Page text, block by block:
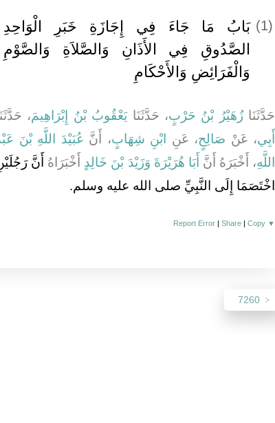
(1) بَابُ مَا جَاءَ فِي إِجَازَةِ خَبَرِ الْوَاحِدِ
الصَّدُوقِ فِي الأَذَانِ وَالصَّلاَةِ وَالصَّوْمِ
وَالْفَرَائِضِ وَالأَحْكَامِ
حَدَّثَنَازُهَيْرُ بْنُ حَرْبٍ، حَدَّثَنَايَعْقُوبُ بْنُ إِبْرَاهِيمَ،
أَبِي، عَنْ صَالِحٍ، عَنِ ابْنِ شِهَابٍ، أَنَّ عُبَيْدَ اللَّهِ بْنَ
اللَّهِ، أَخْبَرَهُ أَنَّ أَبَا هُرَيْرَةَ وَزَيْدَ بْنَ خَالِدٍ أَخْبَرَاهُ أَنَّ
اخْتَصَمَا إِلَى النَّبِيِّ صلى الله عليه وسلم‏.‏
Report Error |Share |Copy ▼
7260